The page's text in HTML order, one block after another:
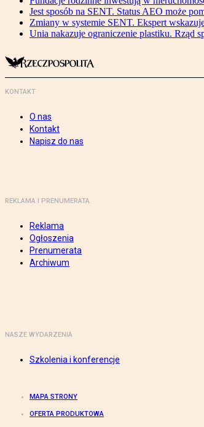
Jest sposób na SENT. Status AEO może
Zmiany w systemie SENT. Ekspert
Unia nakazuje ograniczenie plastiku. Rząd
KONTAKT
O nas
Kontakt
Napisz do nas
REKLAMA I PRENUMERATA
Reklama
Ogłoszenia
Prenumerata
Archiwum
NASZE WYDARZENIA
Szkolenia i konferencje
MAPA STRONY
OFERTA PRODUKTOWA